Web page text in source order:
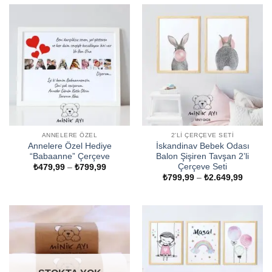
ANNELERE ÖZEL
Annelere Özel Hediye
“Babaanne” Çerçeve
₺479,99 – ₺799,99Fiyat
2'LI ÇERÇEVE SETI
İskandinav Bebek Odası
Balon Şişiren Tavşan 2’li
Çerçeve Seti
₺799,99 – ₺2.649,99Fiyat